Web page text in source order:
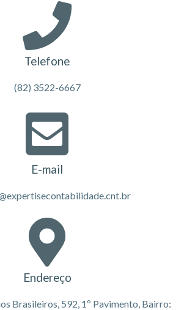
Telefone
(82) 3522-6667
E-mail
Endereço
Brasileiros, 592, 1º Pavimento, Bairro: